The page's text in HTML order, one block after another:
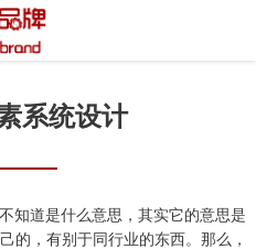
系统设计
知道是什么意思，其实它的意思是
的，有别于同行业的东西。那么，